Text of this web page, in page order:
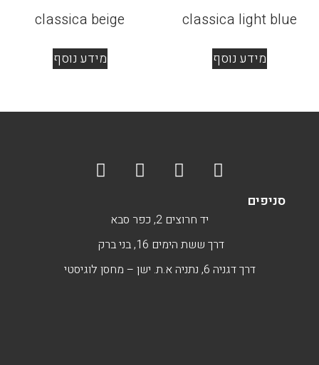
classica light blue
מידע נוסף
classica beige
מידע נוסף
סניפים
יד חרוצים 2, כפר סבא
דרך ששת הימים 16, בני ברק
דרך דגניה 6, נתניה א.ת. ישן – מחסן לוגיסטי